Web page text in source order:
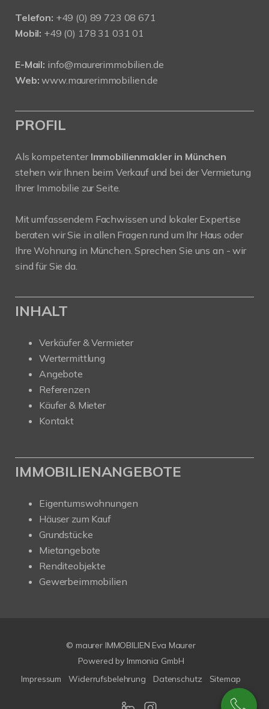
Telefon: +49 (0) 89 723 08 671
Mobil: +49 (0) 178 31 031 01
E-Mail: info@maurerimmobilien.de
Web: www.maurerimmobilien.de
PROFIL
Als kompetenter Immobilienmakler in München
stehen wir Ihnen beim Verkauf und bei der Vermietung
Ihrer Immobilie zur Seite.
Mit umfassendem Fachwissen und lokaler Expertise
beraten wir Sie in allen Fragen rund um Ihr Haus oder
Ihre Wohnung in München. Sprechen Sie uns an - wir
sind für Sie da.
INHALT
Verkäufer & Vermieter
Wertermittlung
Angebote
Referenzen
Käufer & Mieter
Kontakt
IMMOBILIENANGEBOTE
Eigentumswohnungen
Häuser zum Kauf
Grundstücke
Mietangebote
Renditeobjekte
Gewerbeimmobilien
© maurer IMMOBILIEN Eva Maurer
Powered by Immonia GmbH
Impressum
Widerrufsbelehrung Datenschutz Sitemap